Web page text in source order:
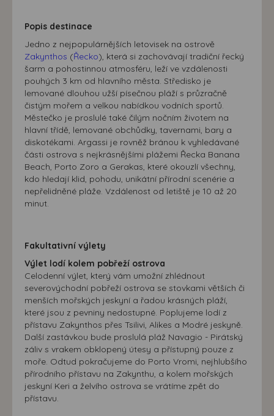
Popis destinace
Jedno z nejpopulárnějších letovisek na ostrově
Zakynthos (Řecko), která si zachovávají tradiční řecký
šarm a pohostinnou atmosféru, leží ve vzdálenosti
pouhých 3 km od hlavního města. Středisko je
lemované dlouhou užší písečnou pláží s průzračně
čistým mořem a velkou nabídkou vodních sportů.
Městečko je proslulé také čilým nočním životem na
hlavní třídě, lemované obchůdky, tavernami, bary a
diskotékami. Argassi je rovněž bránou k vyhledávané
části ostrova s nejkrásnějšími plážemi Řecka Banana
Beach, Porto Zoro a Gerakas, které okouzlí všechny,
kdo hledají klid, pohodu, unikátní přírodní scenérie a
nepřelidněné pláže. Vzdálenost od letiště je 10 až 20
minut.
Fakultativní výlety
Výlet lodí kolem pobřeží ostrova
Celodenní výlet, který vám umožní zhlédnout
severovýchodní pobřeží ostrova se stovkami větších či
menších mořských jeskyní a řadou krásných pláží,
které jsou z pevniny nedostupné. Poplujeme lodí z
přístavu Zakynthos přes Tsilivi, Alikes a Modré jeskyně.
Další zastávkou bude proslulá pláž Navagio - Pirátský
záliv s vrakem obklopený útesy a přístupný pouze z
moře. Odtud pokračujeme do Porto Vromi, nejhlubšího
přírodního přístavu na Zakynthu, a kolem mořských
jeskyní Keri a želvího ostrova se vrátíme zpět do
přístavu.